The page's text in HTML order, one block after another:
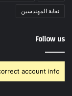
نقابة المهندسين
Follow us
account info.